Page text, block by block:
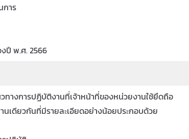
การ
ปี พ.ศ. 2566
างการปฏิบัติงานที่เจ้าหน้าที่ของหน่วยงานใช้ยึดถือ
นเดียวกันที่มีรายละเอียดอย่างน้อยประกอบด้วย